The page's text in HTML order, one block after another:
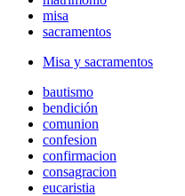
misa
sacramentos
Misa y sacramentos
bautismo
bendición
comunion
confesion
confirmacion
consagracion
eucaristia